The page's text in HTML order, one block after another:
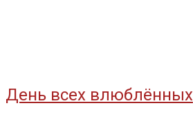
День всех влюблённых